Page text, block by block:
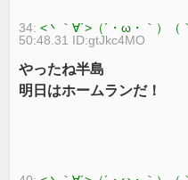
34:<丶｀∀´>（´・ω・｀）
50:48.31 ID:gtJkc4MO
やったね半島
明日はホームランだ！